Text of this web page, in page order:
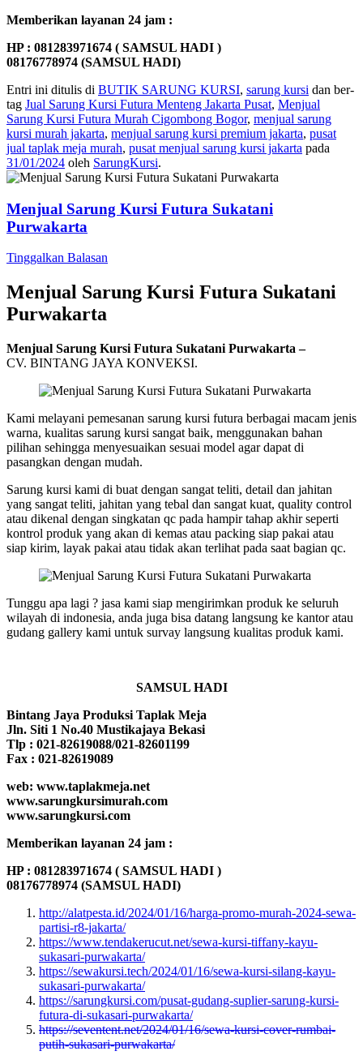
Memberikan layanan 24 jam :
HP : 081283971674 ( SAMSUL HADI )
08176778974 (SAMSUL HADI)
Entri ini ditulis di BUTIK SARUNG KURSI, sarung kursi dan ber-
tag Jual Sarung Kursi Futura Menteng Jakarta Pusat, Menjual
Sarung Kursi Futura Murah Cigombong Bogor, menjual sarung
kursi murah jakarta, menjual sarung kursi premium jakarta, pusat
jual taplak meja murah, pusat menjual sarung kursi jakarta pada
31/01/2024 oleh SarungKursi.
Menjual Sarung Kursi Futura Sukatani
Purwakarta
Tinggalkan Balasan
Menjual Sarung Kursi Futura Sukatani
Purwakarta
Menjual Sarung Kursi Futura Sukatani Purwakarta –
CV. BINTANG JAYA KONVEKSI.
Kami melayani pemesanan sarung kursi futura berbagai macam jenis
warna, kualitas sarung kursi sangat baik, menggunakan bahan
pilihan sehingga menyesuaikan sesuai model agar dapat di
pasangkan dengan mudah.
Sarung kursi kami di buat dengan sangat teliti, detail dan jahitan
yang sangat teliti, jahitan yang tebal dan sangat kuat, quality control
atau dikenal dengan singkatan qc pada hampir tahap akhir seperti
kontrol produk yang akan di kemas atau packing siap pakai atau
siap kirim, layak pakai atau tidak akan terlihat pada saat bagian qc.
Tunggu apa lagi ? jasa kami siap mengirimkan produk ke seluruh
wilayah di indonesia, anda juga bisa datang langsung ke kantor atau
gudang gallery kami untuk survay langsung kualitas produk kami.
SAMSUL HADI
Bintang Jaya Produksi Taplak Meja
Jln. Siti 1 No.40 Mustikajaya Bekasi
Tlp : 021-82619088/021-82601199
Fax : 021-82619089
web: www.taplakmeja.net
www.sarungkursimurah.com
www.sarungkursi.com
Memberikan layanan 24 jam :
HP : 081283971674 ( SAMSUL HADI )
08176778974 (SAMSUL HADI)
http://alatpesta.id/2024/01/16/harga-promo-murah-2024-sewa-
partisi-r8-jakarta/
https://www.tendakerucut.net/sewa-kursi-tiffany-kayu-
sukasari-purwakarta/
https://sewakursi.tech/2024/01/16/sewa-kursi-silang-kayu-
sukasari-purwakarta/
https://sarungkursi.com/pusat-gudang-suplier-sarung-kursi-
futura-di-sukasari-purwakarta/
https://seventent.net/2024/01/16/sewa-kursi-cover-rumbai-
putih-sukasari-purwakarta/